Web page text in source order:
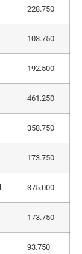
228.750
103.750
192.500
461.250
358.750
173.750
375.000
173.750
93.750